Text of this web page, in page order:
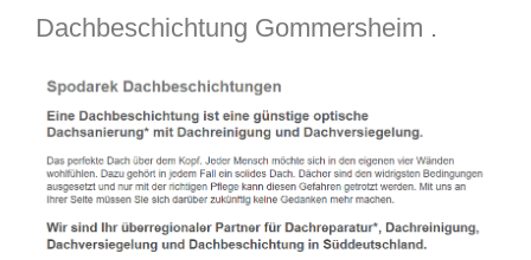
Dachbeschichtung Gommersheim .